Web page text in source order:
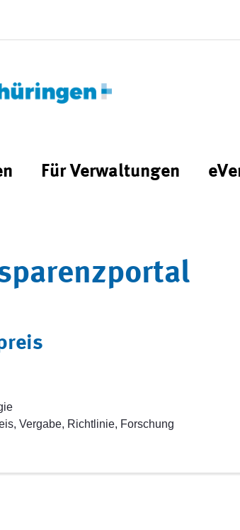
Für Verwaltungen
Vergabe, Richtlinie, Forschung